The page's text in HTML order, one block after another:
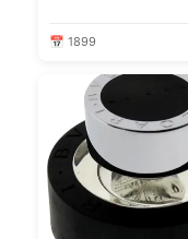
📅 1899